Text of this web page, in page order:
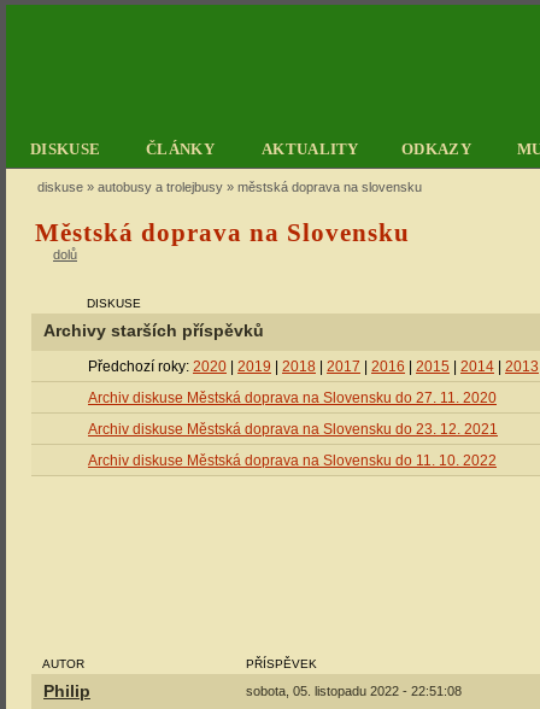
DISKUSE ČLÁNKY AKTUALITY ODKAZY
diskuse » autobusy a trolejbusy » městská doprava na slovensku
Městská doprava na Slovensku
dolů
DISKUSE
Archivy starších příspěvků
Předchozí roky: 2020 2019 2018 2017 2016 2015 2014 2013
Archiv diskuse Městská doprava na Slovensku do 27. 11. 2020
Archiv diskuse Městská doprava na Slovensku do 23. 12. 2021
Archiv diskuse Městská doprava na Slovensku do 11. 10. 2022
AUTOR PŘÍSPĚVEK
Philip sobota, 05. listopadu 2022 - 22:51:08